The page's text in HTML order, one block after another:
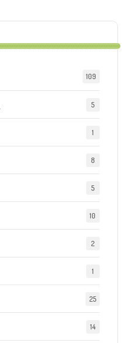
109
5
1
8
5
10
2
1
25
14